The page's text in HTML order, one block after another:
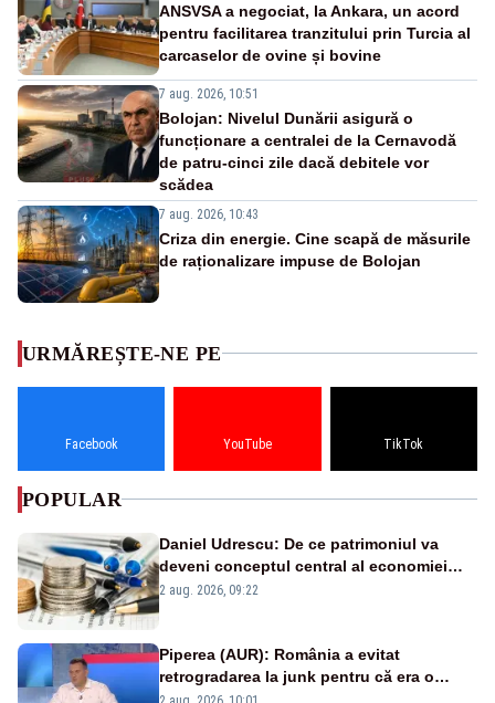
ANSVSA a negociat, la Ankara, un acord
pentru facilitarea tranzitului prin Turcia al
carcaselor de ovine și bovine
7 aug. 2026, 10:51
Bolojan: Nivelul Dunării asigură o
funcționare a centralei de la Cernavodă
de patru-cinci zile dacă debitele vor
scădea
7 aug. 2026, 10:43
Criza din energie. Cine scapă de măsurile
de raționalizare impuse de Bolojan
URMĂREȘTE-NE PE
Facebook YouTube TikTok
POPULAR
Daniel Udrescu: De ce patrimoniul va
deveni conceptul central al economiei
viitoare?
2 aug. 2026, 09:22
Piperea (AUR): România a evitat
retrogradarea la junk pentru că era o
catastrofă pentru bănci și fondurile de